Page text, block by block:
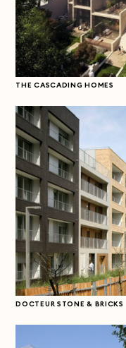
THE CASCADING HOMES
DOCTEUR STONE & BRICKS